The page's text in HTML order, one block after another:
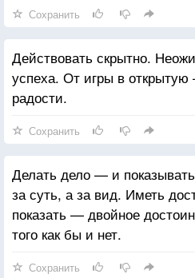
Сохранить
Действовать скрытно.
успеха. От игры в
радости.
Сохранить
Делать дело — и
за суть, а за вид. Иметь
показать — двойное
того как бы и нет.
Сохранить